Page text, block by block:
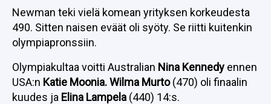
Newman teki vielä komean yrityksen korkeudesta
490. Sitten naisen eväät oli syöty. Se riitti kuitenkin
olympiapronssiin.
Olympiakultaa voitti Australian Nina Kennedy ennen
USA:n Katie Moonia. Wilma Murto(470) oli finaalin
kuudes ja Elina Lampela (440) 14:s.